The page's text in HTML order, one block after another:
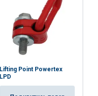
Lifting Point Powertex
LPD